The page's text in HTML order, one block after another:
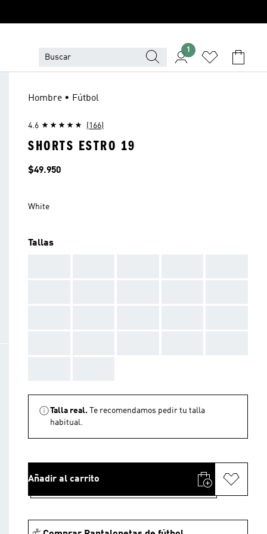
1
Hombre • Fútbol
4.6 (166)
SHORTS ESTRO 19
Precio
$49.950
White
Tallas
Talla real.
Te recomendamos pedir tu talla
habitual.
Añadir al carrito